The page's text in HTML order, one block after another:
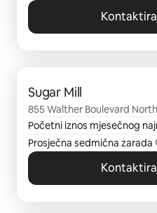
Sugar Mill
855 Walther Boulevard
Početni iznos mjesečnog
Prosječna sedmična zarada